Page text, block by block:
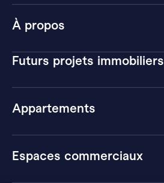
À propos
Futurs projets immobiliers
Appartements
Espaces commerciaux